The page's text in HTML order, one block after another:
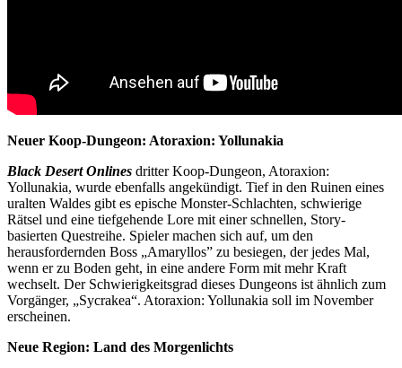
Neuer Koop-Dungeon: Atoraxion: Yollunakia
Black Desert Onlines dritter Koop-Dungeon, Atoraxion:
Yollunakia, wurde ebenfalls angekündigt. Tief in den Ruinen eines
uralten Waldes gibt es epische Monster-Schlachten, schwierige
Rätsel und eine tiefgehende Lore mit einer schnellen, Story-
basierten Questreihe. Spieler machen sich auf, um den
herausfordernden Boss „Amaryllos” zu besiegen, der jedes Mal,
wenn er zu Boden geht, in eine andere Form mit mehr Kraft
wechselt. Der Schwierigkeitsgrad dieses Dungeons ist ähnlich zum
Vorgänger, „Sycrakea“. Atoraxion: Yollunakia soll im November
erscheinen.
Neue Region: Land des Morgenlichts